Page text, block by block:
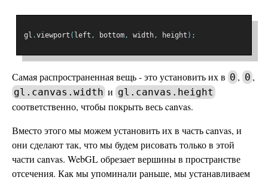
gl .viewport ( left , bottom, width, height );
Самая распространенная вещь - это установить их в 0 , 0,
gl.canvas.width и gl.canvas.height
соответственно, чтобы покрыть весь canvas.
Вместо этого мы можем установить их в часть canvas, и
они сделают так, что мы будем рисовать только в этой
части canvas. WebGL обрезает вершины в пространстве
отсечения. Как мы упоминали раньше, мы устанавливаем